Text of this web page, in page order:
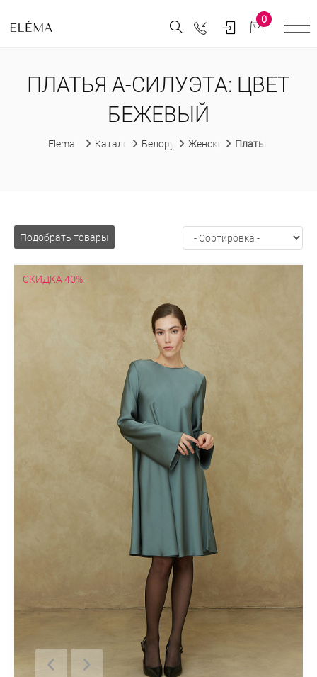
0
ПЛАТЬЯ А-СИЛУЭТА: ЦВЕТ
БЕЖЕВЫЙ
Elema Каталог Белорусская женская одежда
Женские платьяПлатья А-силуэта
Подобрать товары
СКИДКА 40%